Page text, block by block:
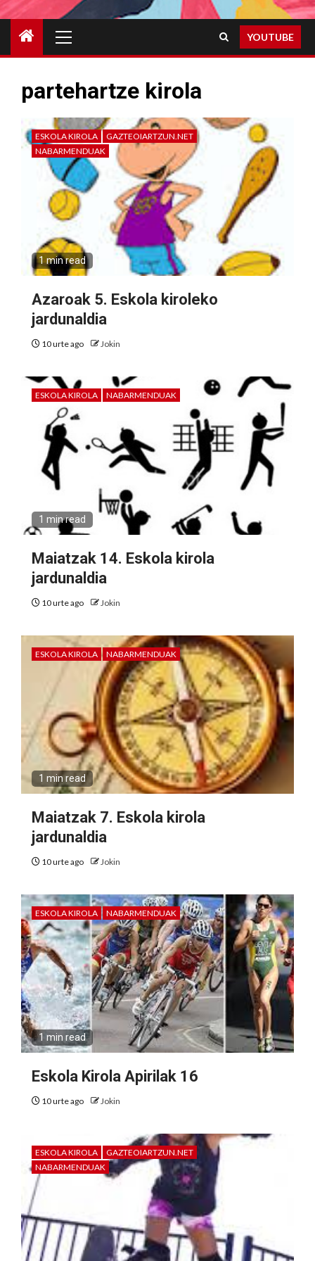
Menu
YOUTUBE
partehartze kirola
ESKOLA KIROLA
GAZTEOIARTZUN.NET
NABARMENDUAK
1 min read
Azaroak 5. Eskola kiroleko
jardunaldia
10 urte ago Jokin
ESKOLA KIROLA NABARMENDUAK
1 min read
Maiatzak 14. Eskola kirola
jardunaldia
10 urte ago Jokin
ESKOLA KIROLA NABARMENDUAK
1 min read
Maiatzak 7. Eskola kirola
jardunaldia
10 urte ago Jokin
ESKOLA KIROLA NABARMENDUAK
1 min read
Eskola Kirola Apirilak 16
10 urte ago Jokin
ESKOLA KIROLA
GAZTEOIARTZUN.NET
NABARMENDUAK